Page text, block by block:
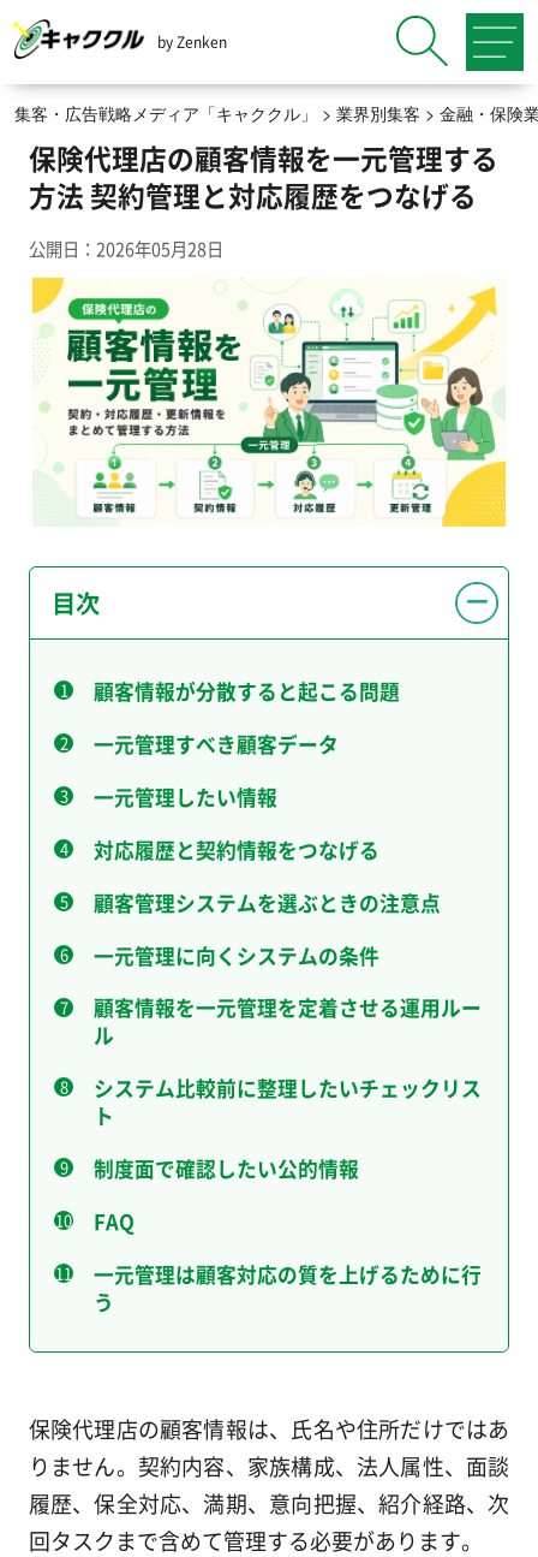
by Zenken
集客・広告戦略メディア「キャククル」 > 業界別集客 > 金融・保険
保険代理店の顧客情報を一元管理する
方法 契約管理と対応履歴をつなげる
公開日：2026年05月28日
目次
顧客情報が分散すると起こる問題
一元管理すべき顧客データ
一元管理したい情報
対応履歴と契約情報をつなげる
顧客管理システムを選ぶときの注意点
一元管理に向くシステムの条件
顧客情報を一元管理を定着させる運用ルー
ル
システム比較前に整理したいチェックリス
ト
制度面で確認したい公的情報
FAQ
一元管理は顧客対応の質を上げるために行
う
保険代理店の顧客情報は、氏名や住所だけではあ
りません。契約内容、家族構成、法人属性、面談
履歴、保全対応、満期、意向把握、紹介経路、次
回タスクまで含めて管理する必要があります。